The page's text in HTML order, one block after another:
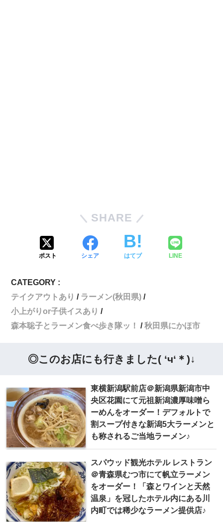
SHARE
ポスト シェア はてブ LINE
CATEGORY :
テイクアウトあり
ラーメン(秋田県)
小上がりor子供イスあり
森本聡子とラーメン食べ歩き隊ッ！
秋田県にかほ市
◎このお店にも行きました( ‘ч‘＊)↓
東横新潟駅前店＠新潟県新潟市中
央区花園にて元祖新潟濃厚味噌ら
ーめんをオーダー！デフォルトで
割スープ付きな新潟5大ラーメンと
も称されるご当地ラーメン♪
スパウッド観光ホテル レストラン
＠青森県むつ市にて帆立ラーメン
をオーダー！「森とワインと天然
温泉」を冠したホテル内にある川
内町では稀少なラーメン提供店♪